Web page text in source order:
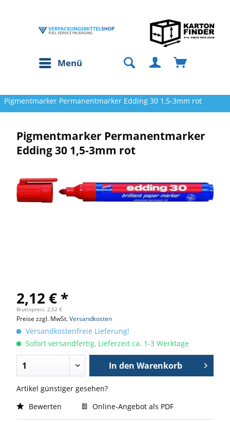
Menü
Pigmentmarker Permanentmarker Edding 30 1,5-3mm rot
Pigmentmarker Permanentmarker
Edding 30 1,5-3mm rot
2,12 € *
Bruttopreis: 2,52 €
Preise zzgl. MwSt.Versandkosten
Versandkostenfreie Lieferung!
Sofort versandfertig, Lieferzeit ca. 1-3 Werktage
In den Warenkorb
Artikel günstiger gesehen?
Bewerten
Online-Angebot als PDF